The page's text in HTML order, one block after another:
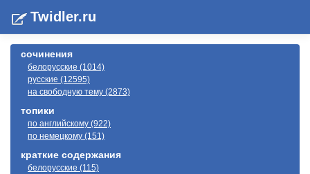
Twidler.ru
сочинения
белорусские (1014)
русские (12595)
на свободную тему (2873)
топики
по английскому (922)
по немецкому (151)
краткие содержания
белорусские (115)